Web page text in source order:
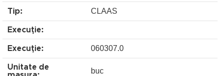
Tip: CLAAS
Execuţie:
Execuţie: 060307.0
Unitate de
buc